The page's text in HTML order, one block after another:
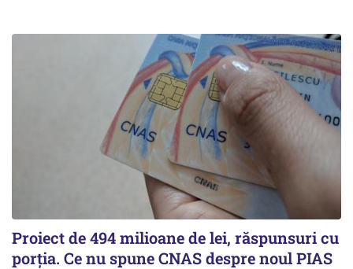
Proiect de 494 milioane de lei, răspunsuri cu
porția. Ce nu spune CNAS despre noul PIAS